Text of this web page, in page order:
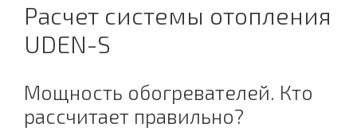
Расчет системы отопления
UDEN-S
Мощность обогревателей. Кто
рассчитает правильно?